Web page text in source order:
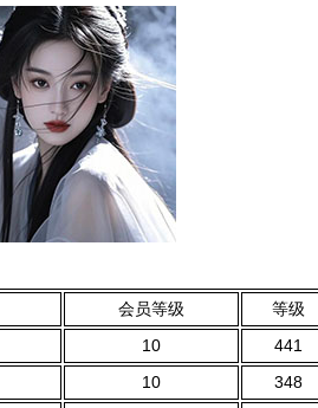
会员等级 等级
10 441
10 348